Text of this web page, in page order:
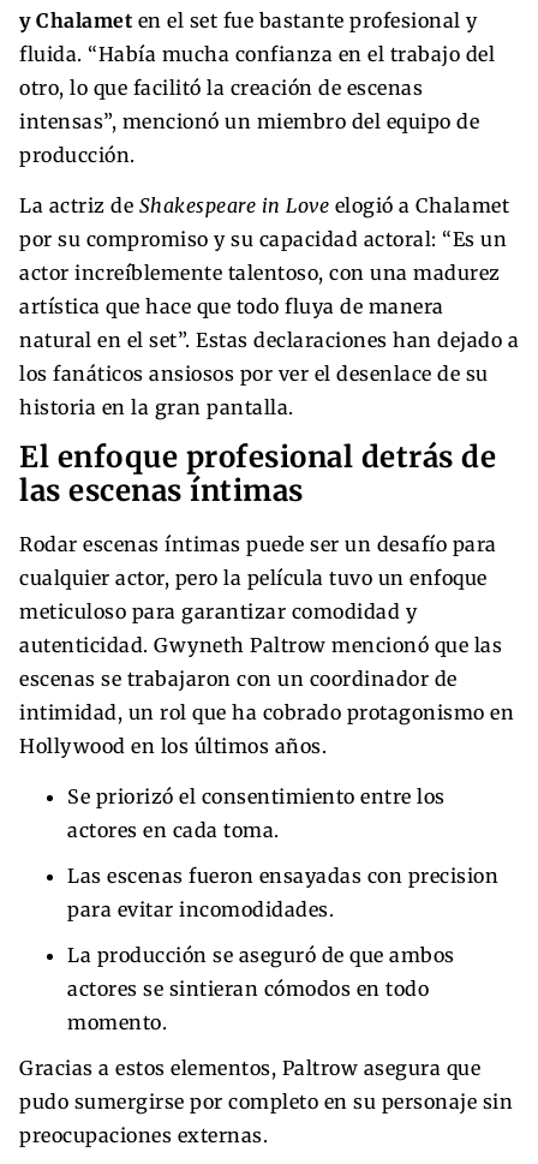
y Chalamet en el set fue bastante profesional y
fluida. “Había mucha confianza en el trabajo del
otro, lo que facilitó la creación de escenas
intensas”, mencionó un miembro del equipo de
producción.
La actriz de Shakespeare in Love elogió a Chalamet
por su compromiso y su capacidad actoral: “Es un
actor increíblemente talentoso, con una madurez
artística que hace que todo fluya de manera
natural en el set”. Estas declaraciones han dejado a
los fanáticos ansiosos por ver el desenlace de su
historia en la gran pantalla.
El enfoque profesional detrás de
las escenas íntimas
Rodar escenas íntimas puede ser un desafío para
cualquier actor, pero la película tuvo un enfoque
meticuloso para garantizar comodidad y
autenticidad. Gwyneth Paltrow mencionó que las
escenas se trabajaron con un coordinador de
intimidad, un rol que ha cobrado protagonismo en
Hollywood en los últimos años.
Se priorizó el consentimiento entre los
actores en cada toma.
Las escenas fueron ensayadas con precision
para evitar incomodidades.
La producción se aseguró de que ambos
actores se sintieran cómodos en todo
momento.
Gracias a estos elementos, Paltrow asegura que
pudo sumergirse por completo en su personaje sin
preocupaciones externas.